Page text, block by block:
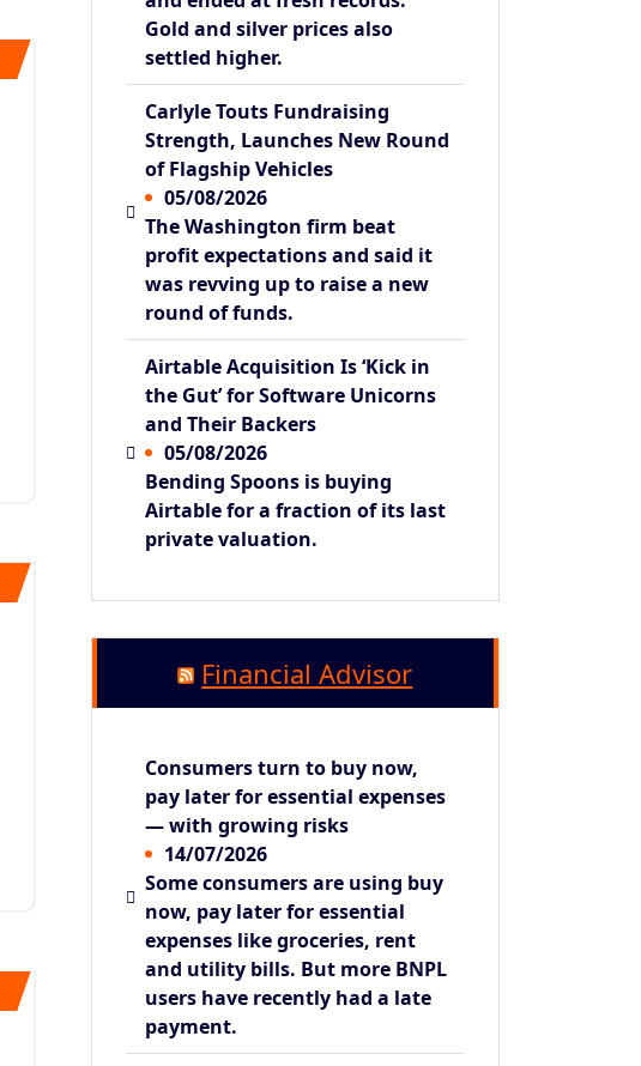
Gold and silver prices also
settled higher.
Carlyle Touts Fundraising
Strength, Launches New Round
of Flagship Vehicles
05/08/2026
The Washington firm beat
profit expectations and said it
was revving up to raise a new
round of funds.
Airtable Acquisition Is ‘Kick in
the Gut’ for Software Unicorns
and Their Backers
05/08/2026
Bending Spoons is buying
Airtable for a fraction of its last
private valuation.
Financial Advisor
Consumers turn to buy now,
pay later for essential expenses
— with growing risks
14/07/2026
Some consumers are using buy
now, pay later for essential
expenses like groceries, rent
and utility bills. But more BNPL
users have recently had a late
payment.